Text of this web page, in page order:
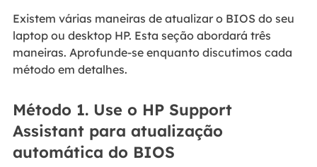
Existem várias maneiras de atualizar o BIOS do seu
laptop ou desktop HP. Esta seção abordará três
maneiras. Aprofunde-se enquanto discutimos cada
método em detalhes.
Método 1. Use o HP Support
Assistant para atualização
automática do BIOS